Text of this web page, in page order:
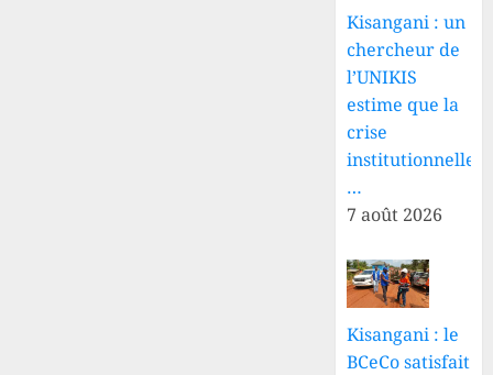
Kisangani : un
chercheur de
l’UNIKIS
estime que la
crise
institutionnelle
…
7 août 2026
Kisangani : le
BCeCo satisfait